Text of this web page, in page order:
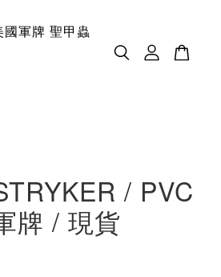
國軍牌 聖甲蟲
/ PVC
牌 / 現貨